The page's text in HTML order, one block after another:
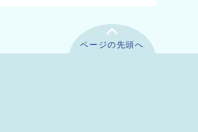
ページの先頭へ